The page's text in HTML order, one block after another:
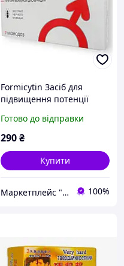
Formicytin Засіб для
підвищення потенції
Готово до відправки
290₴
Купити
Маркетплейс "7 Трав" товары от производителей Украины, Европы и Азии 100%